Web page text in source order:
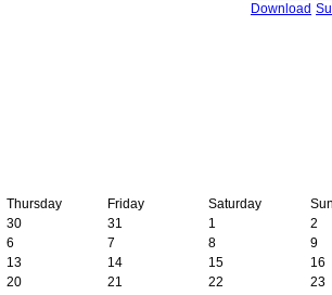
Download
Thursday Friday Saturday
30 31 1
2
6 7 8
9
13 14 15
16
20 21 22
23